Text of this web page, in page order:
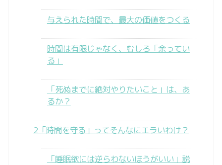
与えられた時間で、最大の価値をつくる
時間は有限じゃなく、むしろ「余ってい
る」
「死ぬまでに絶対やりたいこと」は、あ
るか？
2「時間を守る」ってそんなにエラいわけ？
「睡眠欲には逆らわないほうがいい」説